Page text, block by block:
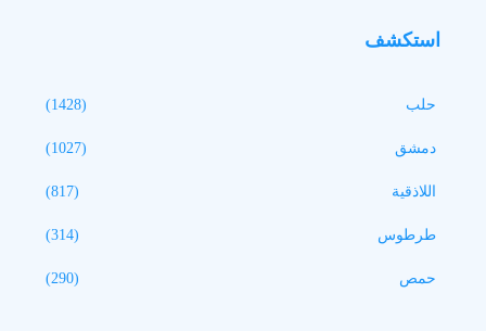
استكشف
حلب (1428)
دمشق (1027)
اللاذقية (817)
طرطوس (314)
حمص (290)